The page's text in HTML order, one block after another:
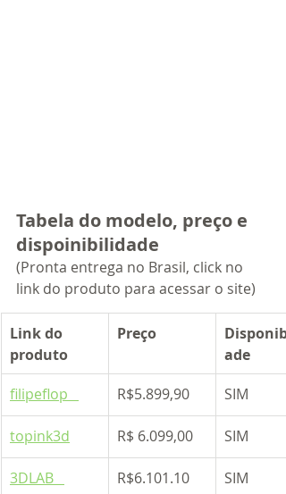
Tabela do modelo, preço e
dispoinibilidade
(Pronta entrega no Brasil, click no
link do produto para acessar o site)
Link do
produto
​Preço
ade
filipeflop
R$5.899,90 SIM
topink3d R$ 6.099,00 SIM
3DLAB R$6.101.10 SIM